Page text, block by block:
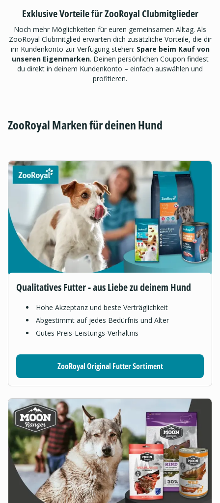
Exklusive Vorteile für ZooRoyal Clubmitglieder
Noch mehr Möglichkeiten für euren gemeinsamen Alltag. Als
ZooRoyal Clubmitglied erwarten dich zusätzliche Vorteile, die dir
im Kundenkonto zur Verfügung stehen: Spare beim Kauf von
unseren Eigenmarken. Deinen persönlichen Coupon findest
du direkt in deinem Kundenkonto – einfach auswählen und
profitieren.
ZooRoyal Marken für deinen Hund
Qualitatives Futter - aus Liebe zu deinem Hund
Hohe Akzeptanz und beste Verträglichkeit
Abgestimmt auf jedes Bedürfnis und Alter
Gutes Preis-Leistungs-Verhältnis
ZooRoyal Original Futter Sortiment